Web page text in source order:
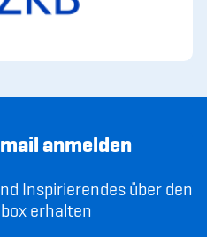
anmelden
Inspirierendes über den
erhalten